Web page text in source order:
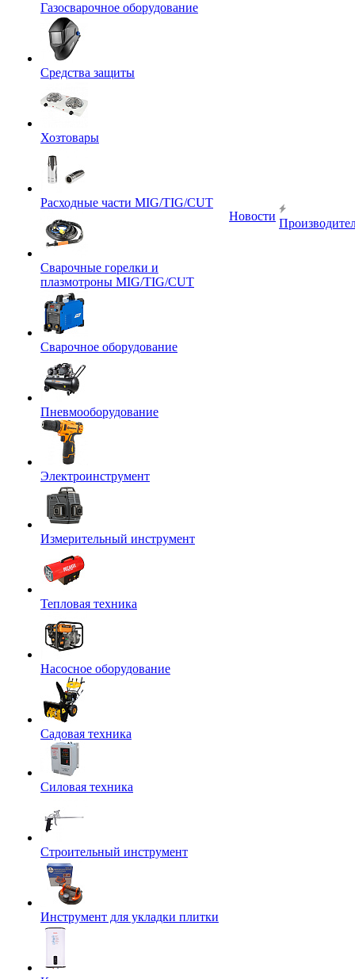
Газосварочное оборудование
Средства защиты
Хозтовары
Расходные части MIG/TIG/CUT
Сварочные горелки и
плазмотроны MIG/TIG/CUT
Сварочное оборудование
Пневмооборудование
Электроинструмент
Измерительный инструмент
Тепловая техника
Насосное оборудование
Садовая техника
Силовая техника
Строительный инструмент
Инструмент для укладки плитки
Новости